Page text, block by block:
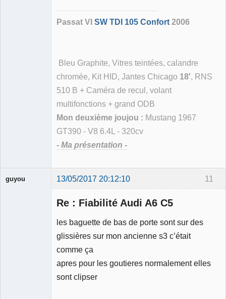
Passat VI SW TDI 105 Confort 2006
Bleu Graphite, Vitres teintées, calandre
chromée, Kit HID, Jantes Chicago 18', RNS
510 B + Caméra de recul, volant
multifonctions + grand ODB
Mon deuxième joujou : Mustang 1967
GT390 - V8 6.4L - 320cv
- Ma présentation -
11
guyou 13/05/2017 20:12:10
Re : Fiabilité Audi A6 C5
les baguette de bas de porte sont sur des
glissières sur mon ancienne s3 c’était
comme ça
apres pour les goutieres normalement elles
sont clipser